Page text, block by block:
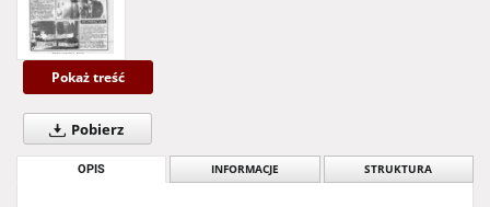
Pokaż treść
Pobierz
OPIS INFORMACJE STRUKTURA